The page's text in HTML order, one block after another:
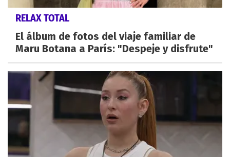
RELAX TOTAL
El álbum de fotos del viaje familiar de
Maru Botana a París: "Despeje y disfrute"